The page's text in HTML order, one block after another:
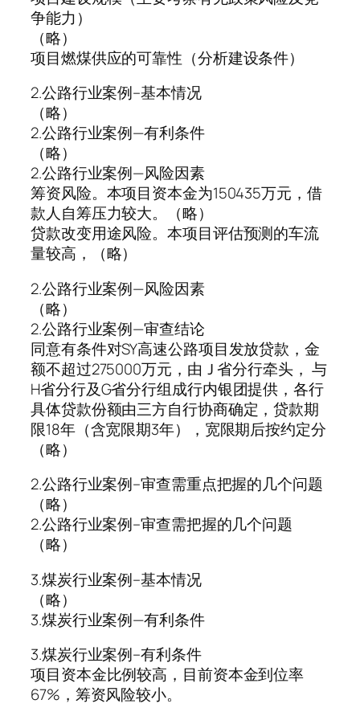
争能力）
（略）
项目燃煤供应的可靠性（分析建设条件）
2.公路行业案例–基本情况
（略）
2.公路行业案例—有利条件
（略）
2.公路行业案例—风险因素
筹资风险。本项目资本金为150435万元，借
款人自筹压力较大。（略）
贷款改变用途风险。本项目评估预测的车流
量较高，（略）
2.公路行业案例—风险因素
（略）
2.公路行业案例—审查结论
同意有条件对SY高速公路项目发放贷款，金
额不超过275000万元，由Ｊ省分行牵头， 与
H省分行及G省分行组成行内银团提供，各行
具体贷款份额由三方自行协商确定，贷款期
限18年（含宽限期3年），宽限期后按约定分
（略）
2.公路行业案例–审查需重点把握的几个问题
（略）
2.公路行业案例–审查需把握的几个问题
（略）
3.煤炭行业案例–基本情况
（略）
3.煤炭行业案例—有利条件
3.煤炭行业案例–有利条件
项目资本金比例较高，目前资本金到位率
67%，筹资风险较小。